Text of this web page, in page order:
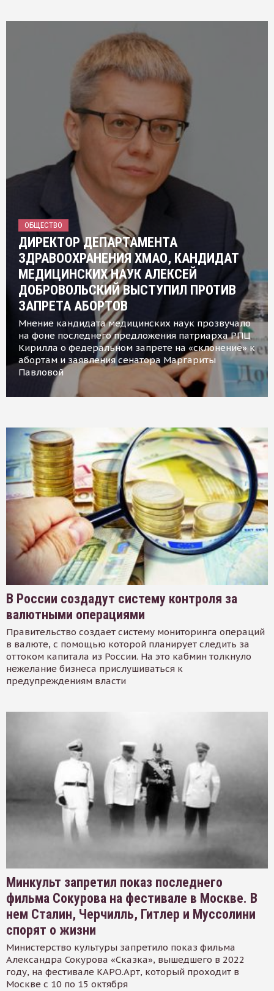
ОБЩЕСТВО
ДИРЕКТОР ДЕПАРТАМЕНТА
ЗДРАВООХРАНЕНИЯ ХМАО, КАНДИДАТ
МЕДИЦИНСКИХ НАУК АЛЕКСЕЙ
ДОБРОВОЛЬСКИЙ ВЫСТУПИЛ ПРОТИВ
ЗАПРЕТА АБОРТОВ
Мнение кандидата медицинских наук прозвучало
на фоне последнего предложения патриарха РПЦ
Кирилла о федеральном запрете на «склонение» к
абортам и заявления сенатора Маргариты
Павловой
В России создадут систему контроля за
валютными операциями
Правительство создает систему мониторинга операций
в валюте, с помощью которой планирует следить за
оттоком капитала из России. На это кабмин толкнуло
нежелание бизнеса прислушиваться к
предупреждениям власти
Минкульт запретил показ последнего
фильма Сокурова на фестивале в Москве. В
нем Сталин, Черчилль, Гитлер и Муссолини
спорят о жизни
Министерство культуры запретило показ фильма
Александра Сокурова «Сказка», вышедшего в 2022
году, на фестивале КАРО.Арт, который проходит в
Москве с 10 по 15 октября